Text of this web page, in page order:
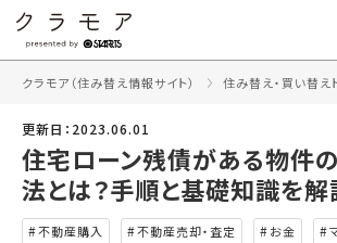
クラモア（住み替え情報サイト） 住み替え・買い替え
更新日：2023.06.01
住宅ローン残債がある物件
法とは？手順と基礎知識を解
不動産購入 不動産売却・査定 お金